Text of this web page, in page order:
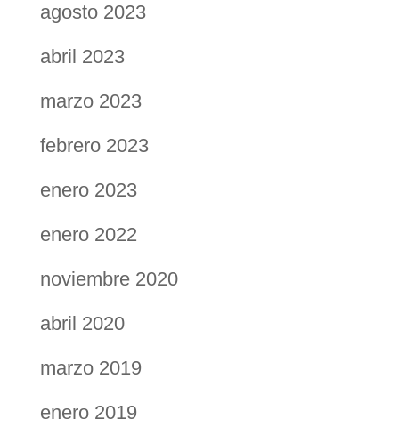
agosto 2023
abril 2023
marzo 2023
febrero 2023
enero 2023
enero 2022
noviembre 2020
abril 2020
marzo 2019
enero 2019